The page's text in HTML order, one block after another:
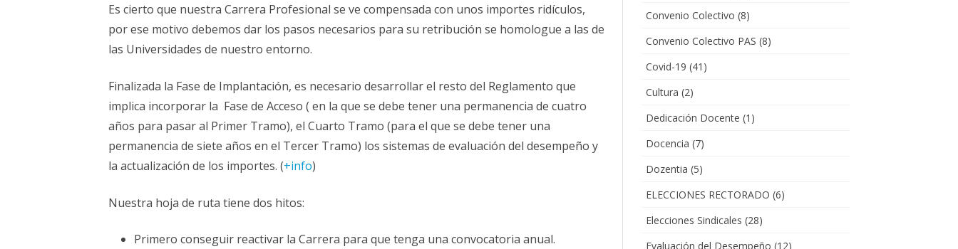
Es cierto que nuestra Carrera Profesional se ve compensada con unos importes ridículos,
por ese motivo debemos dar los pasos necesarios para su retribución se homologue a las de
las Universidades de nuestro entorno.
Finalizada la Fase de Implantación, es necesario desarrollar el resto del Reglamento que
implica incorporar la Fase de Acceso ( en la que se debe tener una permanencia de cuatro
años para pasar al Primer Tramo), el Cuarto Tramo (para el que se debe tener una
permanencia de siete años en el Tercer Tramo) los sistemas de evaluación del desempeño y
la actualización de los importes. (+info)
Nuestra hoja de ruta tiene dos hitos:
Primero conseguir reactivar la Carrera para que tenga una convocatoria anual.
Convenio Colectivo (8)
Convenio Colectivo PAS (8)
Covid-19 (41)
Cultura (2)
Dedicación Docente (1)
Docencia (7)
Dozentia (5)
ELECCIONES RECTORADO (6)
Elecciones Sindicales (28)
Evaluación del Desempeño (12)